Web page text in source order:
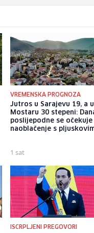
VREMENSKA PROGNOZA
Jutros u Sarajevu 19, a u
Mostaru 30 stepeni:
poslijepodne se očekuje
naoblačenje s
1 sat
ISCRPLJENI PREGOVORI